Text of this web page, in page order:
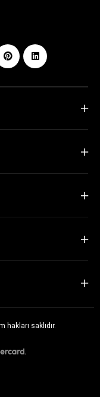
hakları saklıdır.